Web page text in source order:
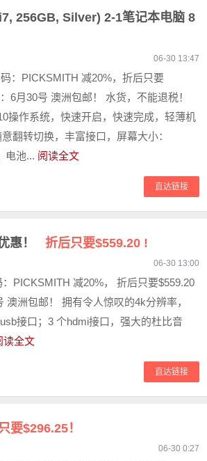
256GB, Silver) 2-1笔记本电脑 8
06-30 13:47
：PICKSMITH 减20%，折后只要
6月30号 澳洲包邮！ 水货，不能退税！
操作系统，快速开启，快速完成，轻薄机
翻转切换，丰富接口，屏幕大小：
电池... 阅读全文
直达链接
惠！ 折后只要$559.20 !
06-30 13:00
PICKSMITH 减20%， 折后只要$559.20
澳洲包邮！ 拥有令人惊叹的4k分辨率，
接口；3 个hdmi接口，强大的杜比音
读全文
直达链接
要$296.25！
06-30 0:27